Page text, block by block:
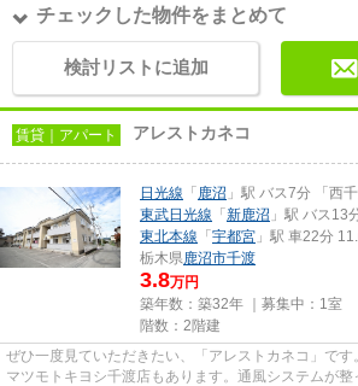
チェックした物件をまとめて
検討リストに追加
賃貸｜アパート アレストカネコ
日光線 「 鹿沼 」駅 バス7分 「西
東武日光線 「 新鹿沼 」駅 バス13
東北本線 「 宇都宮 」駅 車22分
栃木県鹿沼市千渡
3.8万円
築年数：築32年 ｜募集中： 1室
階数：2階建
ぜひ一度見ていただきたい、「アレストカネコ」で
マツモトキヨシ千渡店もあります。通風システムが